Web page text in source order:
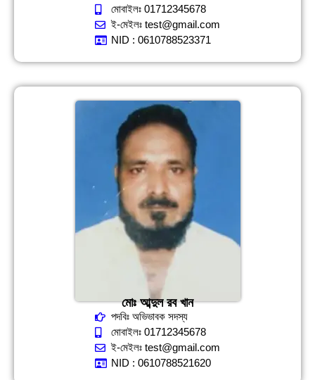
মোবাইলঃ 01712345678
ই-মেইলঃ test@gmail.com
NID : 0610788523371
মোঃ আব্দুল রব খান
পদবিঃ অভিভাবক সদস্য
মোবাইলঃ 01712345678
ই-মেইলঃ test@gmail.com
NID : 0610788521620